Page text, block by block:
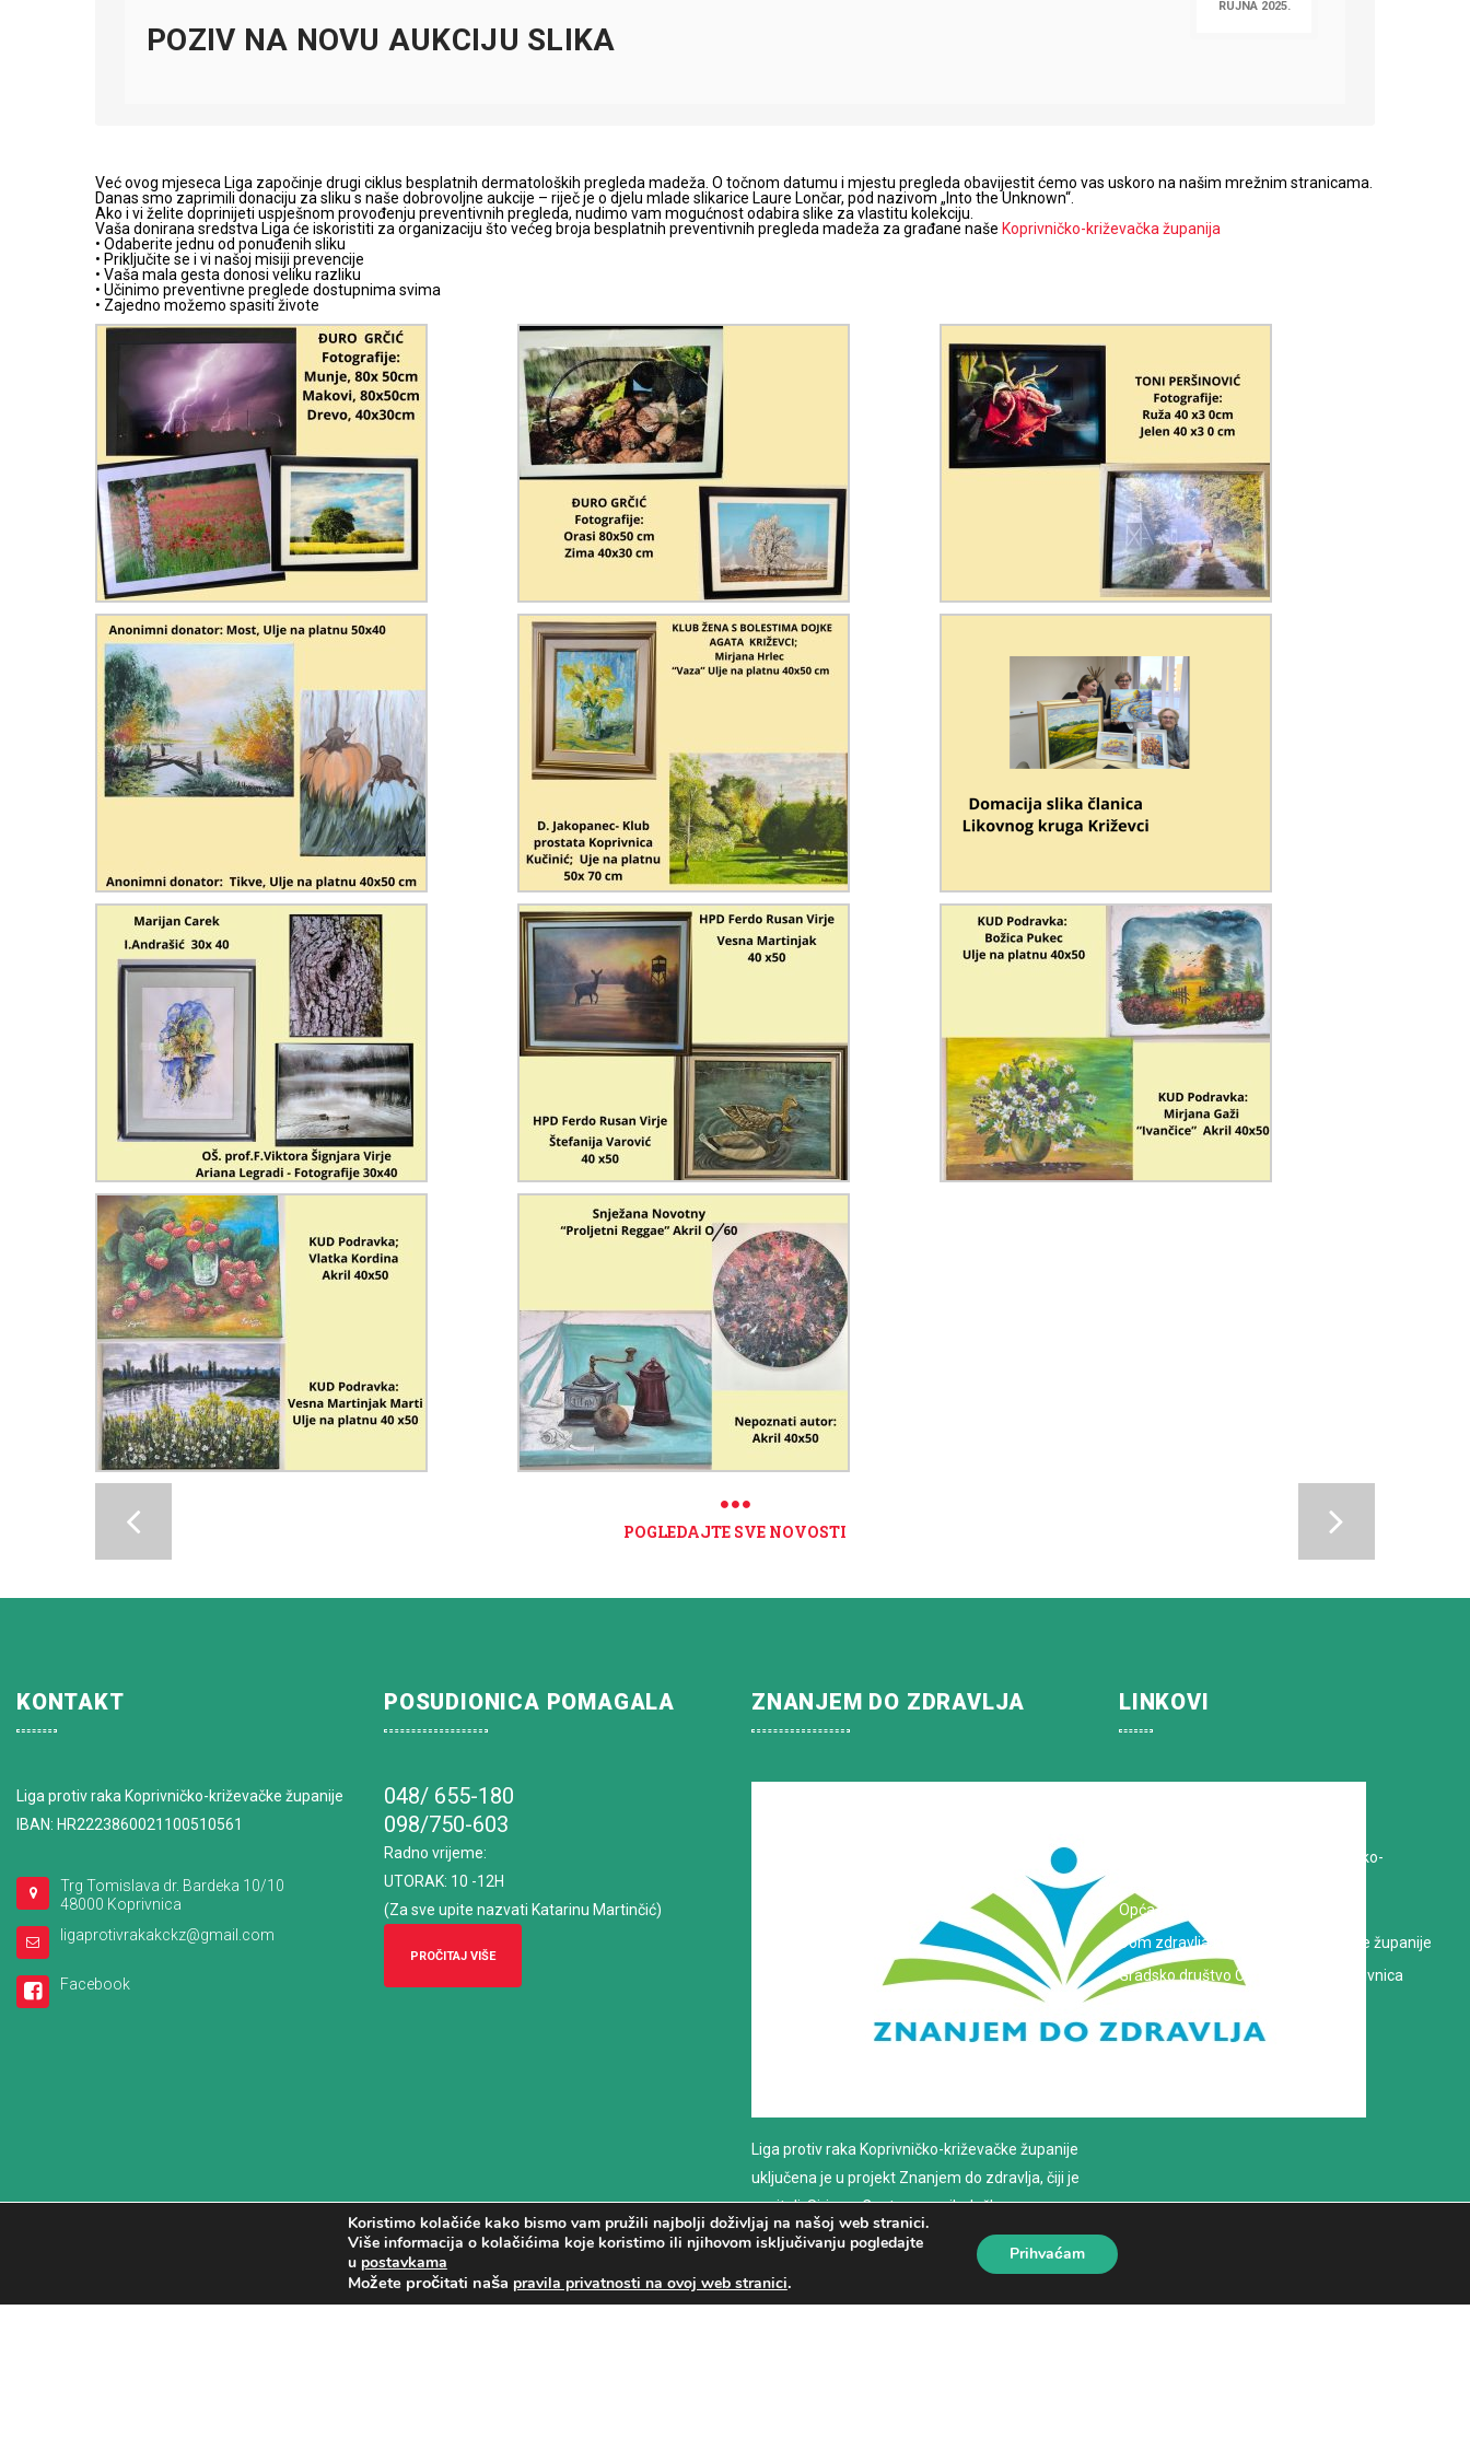
RUJNA 2025.
POZIV NA NOVU AUKCIJU SLIKA
Već ovog mjeseca Liga započinje drugi ciklus besplatnih dermatoloških pregleda madeža. O točnom datumu i mjestu pregleda obavijestit ćemo vas uskoro na našim mrežnim stranicama.
Danas smo zaprimili donaciju za sliku s naše dobrovoljne aukcije – riječ je o djelu mlade slikarice Laure Lončar, pod nazivom „Into the Unknown“.
Ako i vi želite doprinijeti uspješnom provođenju preventivnih pregleda, nudimo vam mogućnost odabira slike za vlastitu kolekciju.
Vaša donirana sredstva Liga će iskoristiti za organizaciju što većeg broja besplatnih preventivnih pregleda madeža za građane naše Koprivničko-križevačka županija
• Odaberite jednu od ponuđenih sliku
• Priključite se i vi našoj misiji prevencije
• Vaša mala gesta donosi veliku razliku
• Učinimo preventivne preglede dostupnima svima
• Zajedno možemo spasiti živote
POGLEDAJTE SVE NOVOSTI
Koristimo kolačiće kako bismo vam pružili najbolji doživljaj na našoj web stranici.
Više informacija o kolačićima koje koristimo ili njihovom isključivanju pogledajte
u postavkama
Možete pročitati naša pravila privatnosti na ovoj web stranici.
Prihvaćam
KONTAKT
Liga protiv raka Koprivničko-križevačke županije
IBAN: HR2223860021100510561
Trg Tomislava dr. Bardeka 10/10
48000 Koprivnica
ligaprotivrakakckz@gmail.com
Facebook
POSUDIONICA POMAGALA
048/ 655-180
098/750-603
Radno vrijeme:
UTORAK: 10 -12H
(Za sve upite nazvati Katarinu Martinčić)
PROČITAJ VIŠE
ZNANJEM DO ZDRAVLJA
Liga protiv raka Koprivničko-križevačke županije
uključena je u projekt Znanjem do zdravlja, čiji je
nositelj: Sirius – Centar za psihološko
savjetovanje
PROČITAJ VIŠE
LINKOVI
Zavod za javno zdravstvo Koprivničko-
Opća bolnica dr. Tomislav Bardek
Dom zdravlja Koprivničko-križevačke županije
Gradsko društvo Crvenog križa Koprivnica